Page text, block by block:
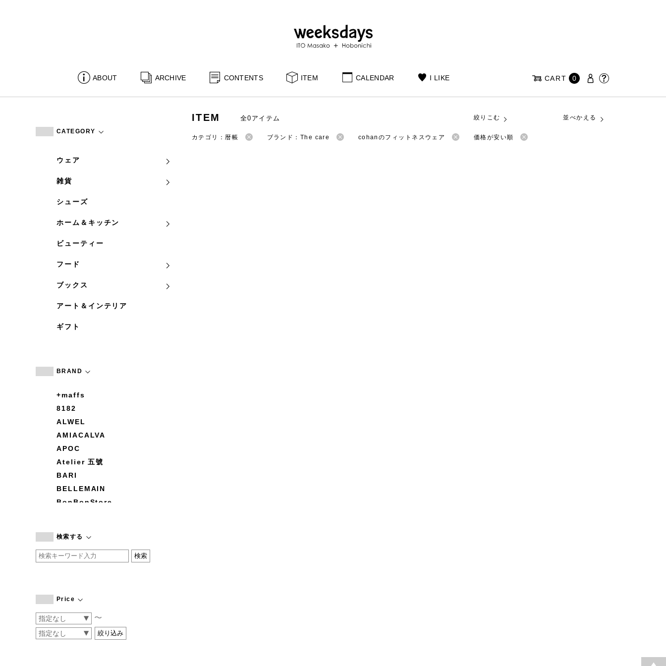
ABOUT ARCHIVE CONTENTS ITEM CALENDAR I LIKE CART 0
CATEGORY
ウェア
雑貨
シューズ
ホーム＆キッチン
ビューティー
フード
ブックス
アート＆インテリア
ギフト
BRAND
+maffs
8182
ALWEL
AMIACALVA
APOC
Atelier 五號
BARI
BELLEMAIN
BonBonStore
by basics
CATWORTH
COGTHEBIGSMOKE
CONVERSE
DEAN & DELUCA
検索する
Price
〜
ITEM 全0アイテム 絞りこむ 並べかえる
カテゴリ：暦帳 ブランド：The care cohanのフィットネスウェア 価格が安い順